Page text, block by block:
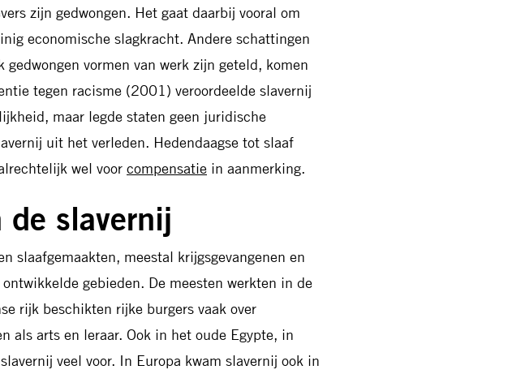
zijn gedwongen. Het gaat daarbij vooral om
economische slagkracht. Andere schattingen
vormen van werk zijn geteld, komen
tegen racisme (2001) veroordeelde slavernij
maar legde staten geen juridische
uit het verleden. Hedendaagse tot slaaf
wel voor compensatie in aanmerking.
de slavernij
slaafgemaakten, meestal krijgsgevangenen en
gebieden. De meesten werkten in de
rijk beschikten rijke burgers vaak over
als arts en leraar. Ook in het oude Egypte, in
veel voor. In Europa kwam slavernij ook in